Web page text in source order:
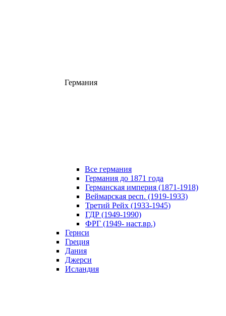
Германия
Все германия
Германия до 1871 года
Германская империя (1871-1918)
Веймарская респ. (1919-1933)
Третий Рейх (1933-1945)
ГДР (1949-1990)
ФРГ (1949- наст.вр.)
Гернси
Греция
Дания
Джерси
Исландия